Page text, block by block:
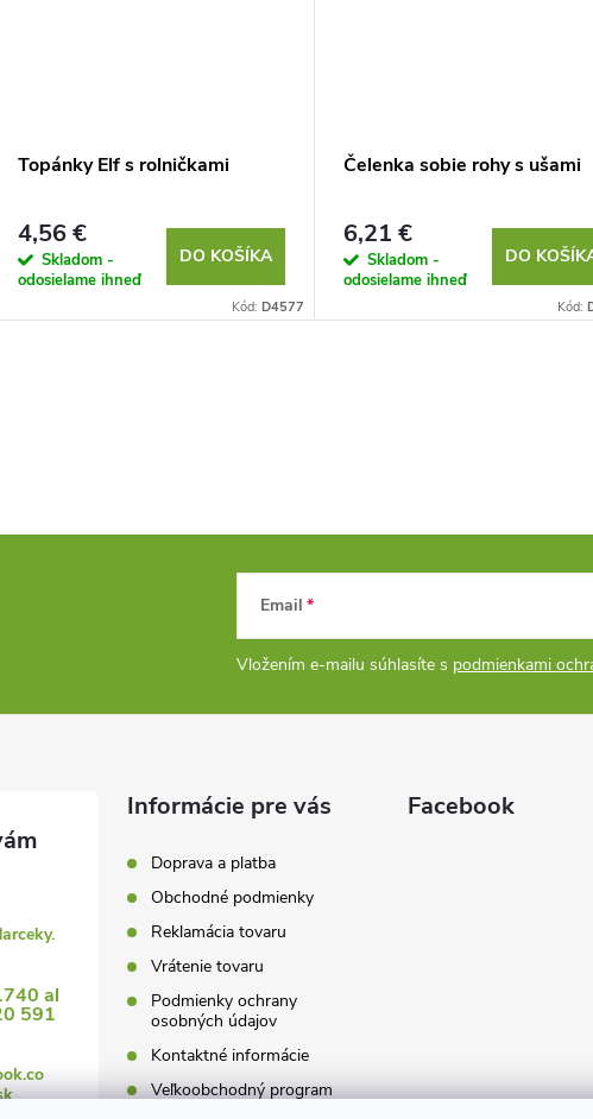
Topánky Elf s rolničkami
4,56 €
Skladom -
odosielame ihneď
DO KOŠÍKA
Kód: D4577
Čelenka sobie rohy s ušami
6,21 €
Skladom -
odosielame ihneď
DO
Kód:
Email
Vložením e-mailu súhlasíte s podmienkami
al
591
Informácie pre vás
Doprava a platba
Obchodné podmienky
Reklamácia tovaru
Vrátenie tovaru
Podmienky ochrany
osobných údajov
Kontaktné informácie
Veľkoobchodný program
Facebook